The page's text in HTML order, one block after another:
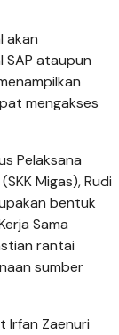
akan
SAP ataupun
mengakses
Pelaksana
Migas), Rudi
bentuk
Sama
rantai
sumber
Irfan Zaenuri